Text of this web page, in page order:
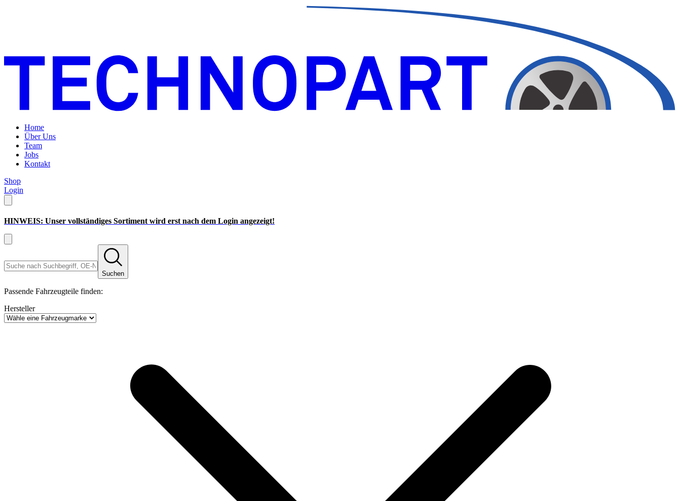
Home
Über Uns
Team
Jobs
Kontakt
Shop
Login
HINWEIS: Unser vollständiges Sortiment wird erst nach dem Login angezeigt!
Suchen
Passende Fahrzeugteile finden:
Hersteller